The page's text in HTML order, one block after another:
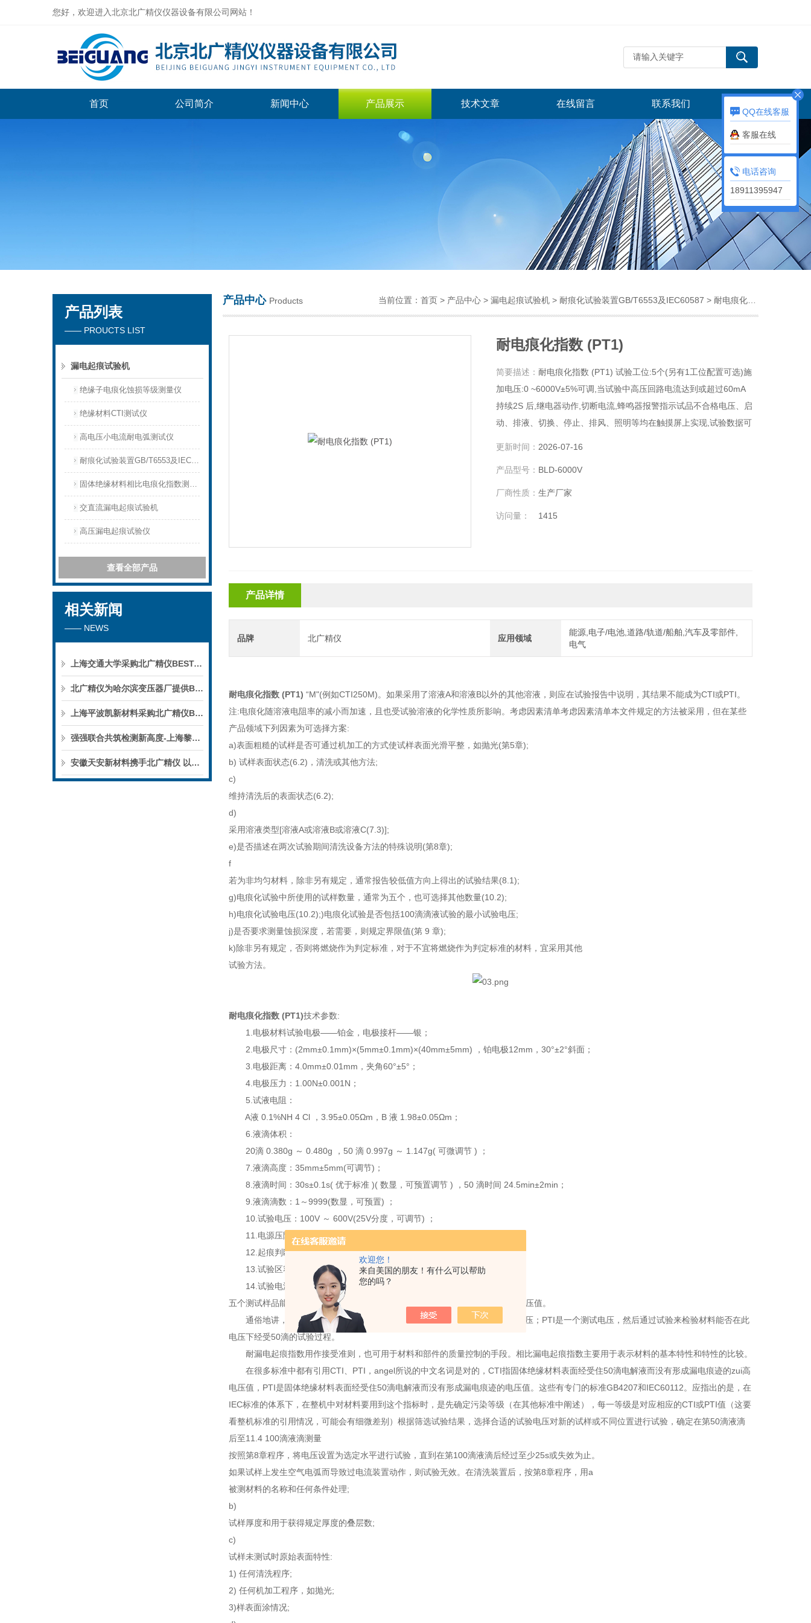
欢迎您！
来自美国的朋友！有什么可以帮助
您的吗？
您好，欢迎进入北京北广精仪仪器设备有限公司网站！
北京北广精仪仪器设备有限公司
首页 公司简介 新闻中心 产品展示 技术文章 在线留言 联系我们
产品列表
—— PROUCTS LIST
漏电起痕试验机
绝缘子电痕化蚀损等级测量仪
绝缘材料CTI测试仪
高电压小电流耐电弧测试仪
耐痕化试验装置GB/T6553及IEC60587
固体绝缘材料相比电痕化指数测定仪
交直流漏电起痕试验机
高压漏电起痕试验仪
查看全部产品
相关新闻
—— NEWS
上海交通大学采购北广精仪BEST-300C四探针电阻测试仪
北广精仪为哈尔滨变压器厂提供BDJC-100KV电压击穿试验仪全流程上门培训纪实
上海平波凯新材料采购北广精仪BDJC-100KV电压击穿试验仪
强强联合共筑检测新高度-上海黎顿电子采购北广精仪BDJC-50KV电压击穿试验仪
安徽天安新材料携手北广精仪 以精密TOC检测赋能新材料产业绿色高质量发展
产品中心 Products 当前位置： 首页 > 产品中心 > 漏电起痕试验机 > 耐痕化试验装置GB/T6553及IEC60587 > 耐电痕化指数 (PT1)
耐电痕化指数 (PT1)
简要描述： 耐电痕化指数 (PT1) 试验工位:5个(另有1工位配置可选)施
加电压:0 ~6000V±5%可调,当试验中高压回路电流达到或超过60mA
持续2S 后,继电器动作,切断电流,蜂鸣器报警指示试品不合格电压、启
动、排液、切换、停止、排风、照明等均在触摸屏上实现,试验数据可
更新时间： 2026-07-16
产品型号： BLD-6000V
厂商性质： 生产厂家
访问量： 1415
产品详情
品牌 北广精仪 应用领域
能源,电子/电池,道路/轨道/船舶,汽车及零部件,
电气
耐电痕化指数 (PT1) “M"(例如CTI250M)。如果采用了溶液A和溶液B以外的其他溶液，则应在试验报告中说明，其结果不能成为CTI或PTI。
注:电痕化随溶液电阻率的减小而加速，且也受试验溶液的化学性质所影响。考虑因素清单考虑因素清单本文件规定的方法被采用，但在某些
产品领域下列因素为可选择方案:
a)表面粗糙的试样是否可通过机加工的方式使试样表面光滑平整，如抛光(第5章);
b) 试样表面状态(6.2)，清洗或其他方法;
c)
维持清洗后的表面状态(6.2);
d)
采用溶液类型[溶液A或溶液B或溶液C(7.3)];
e)是否描述在两次试验期间清洗设备方法的特殊说明(第8章);
f
若为非均匀材料，除非另有规定，通常报告较低值方向上得出的试验结果(8.1);
g)电痕化试验中所使用的试样数量，通常为五个，也可选择其他数量(10.2);
h)电痕化试验电压(10.2);)电痕化试验是否包括100滴滴液试验的最小试验电压;
j)是否要求测量蚀损深度，若需要，则规定界限值(第 9 章);
k)除非另有规定，否则将燃烧作为判定标准，对于不宜将燃烧作为判定标准的材料，宜采用其他
试验方法。
耐电痕化指数 (PT1)技术参数:
1.电极材料试验电极——铂金，电极接杆——银；
2.电极尺寸：(2mm±0.1mm)×(5mm±0.1mm)×(40mm±5mm) ，铂电极12mm，30°±2°斜面；
3.电极距离：4.0mm±0.01mm，夹角60°±5°；
4.电极压力：1.00N±0.001N；
5.试液电阻：
A液 0.1%NH 4 Cl ，3.95±0.05Ωm，B 液 1.98±0.05Ωm；
6.液滴体积：
20滴 0.380g ～ 0.480g ，50 滴 0.997g ～ 1.147g( 可微调节 ) ；
7.液滴高度：35mm±5mm(可调节)；
8.液滴时间：30s±0.1s( 优于标准 )( 数显，可预置调节 ) ，50 滴时间 24.5min±2min；
9.液滴滴数：1～9999(数显，可预置) ；
10.试验电压：100V ～ 600V(25V分度，可调节) ；
11.电源压降：1.0A±0.1A 时 8% ；
12.起痕判断：0.50A±10%，2.00s±10% ；
13.试验区容积：0.5m 3 背景黑色箱体为不锈钢材料；
14.试验电源：220V 0.6kVA 50-60Hz 。
五个测试样品能经受50滴的试验过程而不产生漏电起痕失效及持续火焰的测试电压值。
通俗地讲，CTI是材料能经受50滴试验过程而不产生漏电起痕失效的zui高电压；PTI是一个测试电压，然后通过试验来检验材料能否在此
电压下经受50滴的试验过程。
耐漏电起痕指数用作接受准则，也可用于材料和部件的质量控制的手段。相比漏电起痕指数主要用于表示材料的基本特性和特性的比较。
在很多标准中都有引用CTI、PTI，angel所说的中文名词是对的，CTI指固体绝缘材料表面经受住50滴电解液而没有形成漏电痕迹的zui高
电压值，PTI是固体绝缘材料表面经受住50滴电解液而没有形成漏电痕迹的电压值。这些有专门的标准GB4207和IEC60112。应指出的是，在
IEC标准的体系下，在整机中对材料要用到这个指标时，是先确定污染等级（在其他标准中阐述），每一等级是对应相应的CTI或PTI值（这要
看整机标准的引用情况，可能会有细微差别）根据筛选试验结果，选择合适的试验电压对新的试样或不同位置进行试验，确定在第50滴液滴
后至11.4 100滴液滴测量
按照第8章程序，将电压设置为选定水平进行试验，直到在第100滴液滴后经过至少25s或失效为止。
如果试样上发生空气电弧而导致过电流装置动作，则试验无效。在清洗装置后，按第8章程序，用a
被测材料的名称和任何条件处理;
b)
试样厚度和用于获得规定厚度的叠层数;
c)
试样未测试时原始表面特性:
1) 任何清洗程序;
2) 任何机加工程序，如抛光;
3)样表面涂情况;
QQ在线客服
客服在线
电话咨询
18911395947